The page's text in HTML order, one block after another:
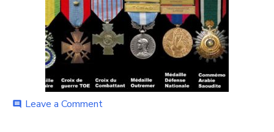
comment Leave a Commenton